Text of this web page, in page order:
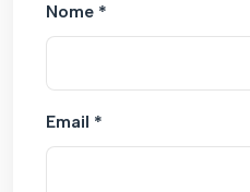
Nome *
Email *